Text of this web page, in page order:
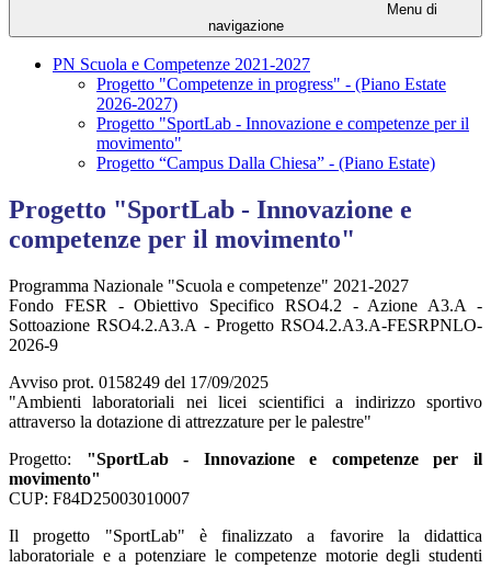
Menu di
navigazione
PN Scuola e Competenze 2021-2027
Progetto "Competenze in progress" - (Piano Estate
2026-2027)
Progetto "SportLab - Innovazione e competenze per il
movimento"
Progetto “Campus Dalla Chiesa” - (Piano Estate)
Progetto "SportLab - Innovazione e
competenze per il movimento"
Programma Nazionale "Scuola e competenze" 2021-2027
Fondo FESR - Obiettivo Specifico RSO4.2 - Azione A3.A -
Sottoazione RSO4.2.A3.A - Progetto RSO4.2.A3.A-FESRPNLO-
2026-9
Avviso prot. 0158249 del 17/09/2025
"Ambienti laboratoriali nei licei scientifici a indirizzo sportivo
attraverso la dotazione di attrezzature per le palestre"
Progetto: "SportLab - Innovazione e competenze per il
movimento"
CUP: F84D25003010007
Il progetto "SportLab" è finalizzato a favorire la didattica
laboratoriale e a potenziare le competenze motorie degli studenti